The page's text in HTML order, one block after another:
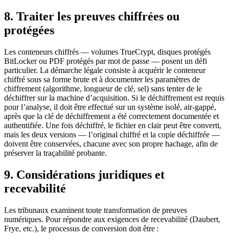
8. Traiter les preuves chiffrées ou
protégées
Les conteneurs chiffrés — volumes TrueCrypt, disques protégés
BitLocker ou PDF protégés par mot de passe — posent un défi
particulier. La démarche légale consiste à acquérir le conteneur
chiffré sous sa forme brute et à documenter les paramètres de
chiffrement (algorithme, longueur de clé, sel) sans tenter de le
déchiffrer sur la machine d’acquisition. Si le déchiffrement est requis
pour l’analyse, il doit être effectué sur un système isolé, air‑gappé,
après que la clé de déchiffrement a été correctement documentée et
authentifiée. Une fois déchiffré, le fichier en clair peut être converti,
mais les deux versions — l’original chiffré et la copie déchiffrée —
doivent être conservées, chacune avec son propre hachage, afin de
préserver la traçabilité probante.
9. Considérations juridiques et
recevabilité
Les tribunaux examinent toute transformation de preuves
numériques. Pour répondre aux exigences de recevabilité (Daubert,
Frye, etc.), le processus de conversion doit être :